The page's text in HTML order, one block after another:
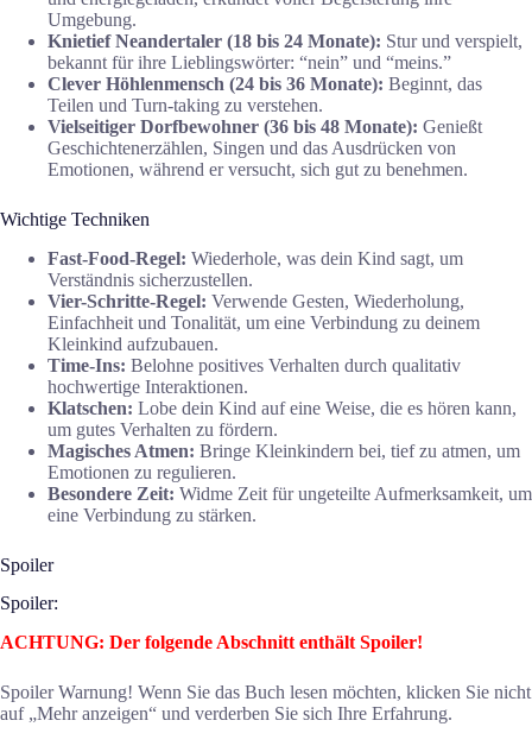
Umgebung.
Knietief Neandertaler (18 bis 24 Monate): Stur und verspielt,
bekannt für ihre Lieblingswörter: “nein” und “meins.”
Clever Höhlenmensch (24 bis 36 Monate): Beginnt, das
Teilen und Turn-taking zu verstehen.
Vielseitiger Dorfbewohner (36 bis 48 Monate): Genießt
Geschichtenerzählen, Singen und das Ausdrücken von
Emotionen, während er versucht, sich gut zu benehmen.
Wichtige Techniken
Fast-Food-Regel: Wiederhole, was dein Kind sagt, um
Verständnis sicherzustellen.
Vier-Schritte-Regel: Verwende Gesten, Wiederholung,
Einfachheit und Tonalität, um eine Verbindung zu deinem
Kleinkind aufzubauen.
Time-Ins: Belohne positives Verhalten durch qualitativ
hochwertige Interaktionen.
Klatschen: Lobe dein Kind auf eine Weise, die es hören kann,
um gutes Verhalten zu fördern.
Magisches Atmen: Bringe Kleinkindern bei, tief zu atmen, um
Emotionen zu regulieren.
Besondere Zeit: Widme Zeit für ungeteilte Aufmerksamkeit, um
eine Verbindung zu stärken.
Spoiler
Spoiler:
ACHTUNG: Der folgende Abschnitt enthält Spoiler!
Spoiler Warnung! Wenn Sie das Buch lesen möchten, klicken Sie nicht
auf „Mehr anzeigen“ und verderben Sie sich Ihre Erfahrung.